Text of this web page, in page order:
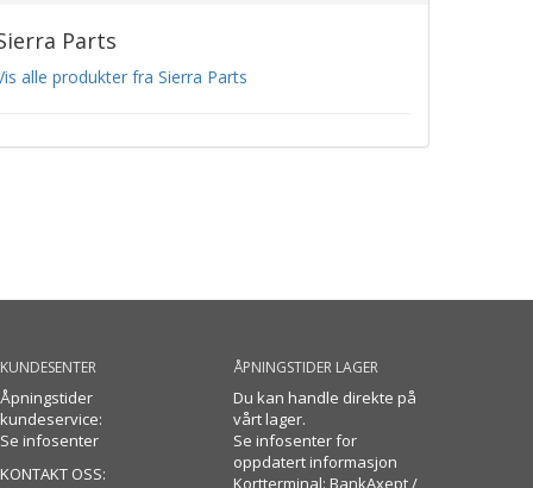
Parts
alle produkter fra Sierra Parts
KUNDESENTER
Åpningstider
kundeservice:
Se infosenter
KONTAKT OSS:
ÅPNINGSTIDER LAGER
Du kan handle direkte på
vårt lager.
Se infosenter for
oppdatert informasjon
Kortterminal: BankAxept /